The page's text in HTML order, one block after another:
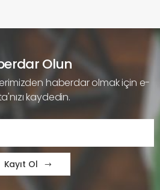
Olun
haberdar olmak için e-
kaydedin.
Kayıt Ol